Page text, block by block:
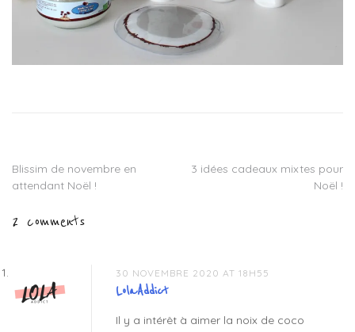
Navigation
l’article
Blissim de novembre en
attendant Noël !
3 idées cadeaux mixtes pour
Noël !
2 comments
30 NOVEMBRE 2020 AT 18H55
LolaAddict
Il y a intérêt à aimer la noix de coco